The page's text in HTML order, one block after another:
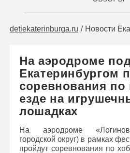
detiekaterinburga.ru Новости
На аэродроме
Екатеринбургом
соревнования по
езде на
лошадках
На аэродроме
городской округ) в рамках
пройдут соревнования по